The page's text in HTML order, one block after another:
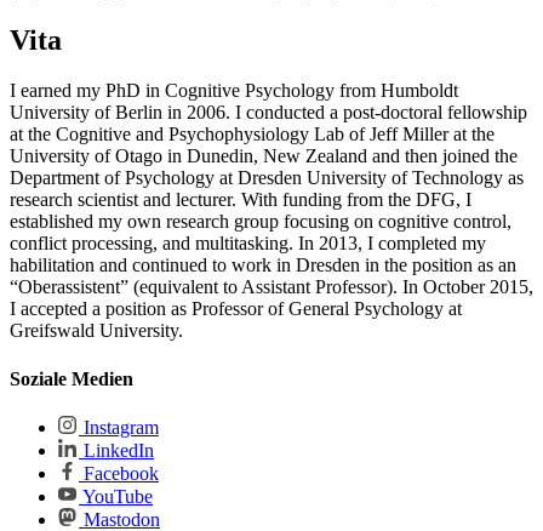
Vita
I earned my PhD in Cognitive Psychology from Humboldt
University of Berlin in 2006. I conducted a post-doctoral fellowship
at the Cognitive and Psychophysiology Lab of Jeff Miller at the
University of Otago in Dunedin, New Zealand and then joined the
Department of Psychology at Dresden University of Technology as
research scientist and lecturer. With funding from the DFG, I
established my own research group focusing on cognitive control,
conflict processing, and multitasking. In 2013, I completed my
habilitation and continued to work in Dresden in the position as an
“Oberassistent” (equivalent to Assistant Professor). In October 2015,
I accepted a position as Professor of General Psychology at
Greifswald University.
Soziale Medien
Instagram
LinkedIn
Facebook
YouTube
Mastodon